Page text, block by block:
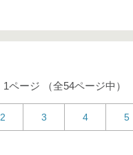
1ページ （全54ページ中）
2 3 4 5